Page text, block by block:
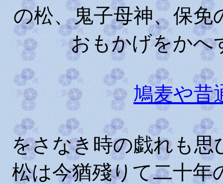
の松、鬼子母神、保
おもかげをかへ
鳩麦や昔
をさなき時の戯れも
松は今猶殘りて二十年